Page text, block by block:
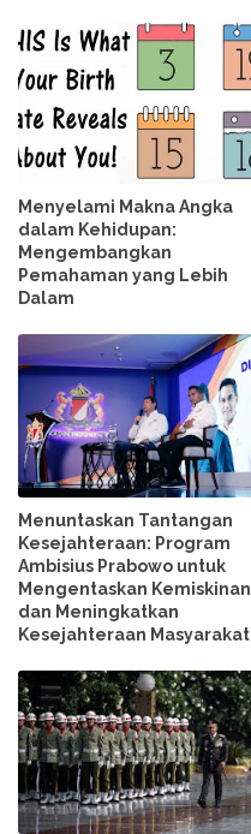
Menyelami Makna Angka
dalam Kehidupan:
Mengembangkan
Pemahaman yang Lebih
Dalam
Menuntaskan Tantangan
Kesejahteraan: Program
Ambisius Prabowo untuk
Mengentaskan Kemiskinan
dan Meningkatkan
Kesejahteraan Masyarakat